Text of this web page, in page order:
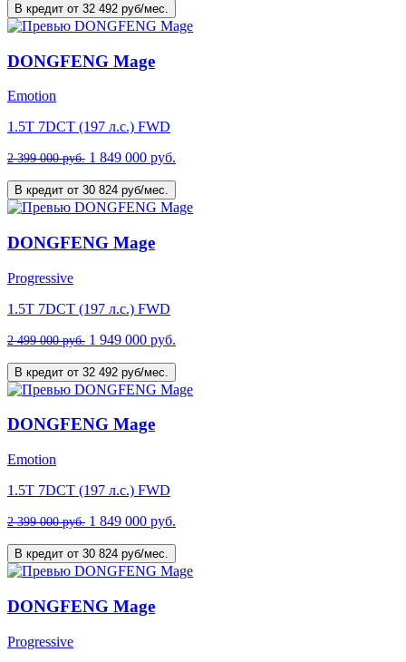
В кредит от 32 492 руб/мес.
DONGFENG Mage
Emotion
1.5T 7DCT (197 л.с.) FWD
2 399 000 руб. 1 849 000 руб.
В кредит от 30 824 руб/мес.
DONGFENG Mage
Progressive
1.5T 7DCT (197 л.с.) FWD
2 499 000 руб. 1 949 000 руб.
В кредит от 32 492 руб/мес.
DONGFENG Mage
Emotion
1.5T 7DCT (197 л.с.) FWD
2 399 000 руб. 1 849 000 руб.
В кредит от 30 824 руб/мес.
DONGFENG Mage
Progressive